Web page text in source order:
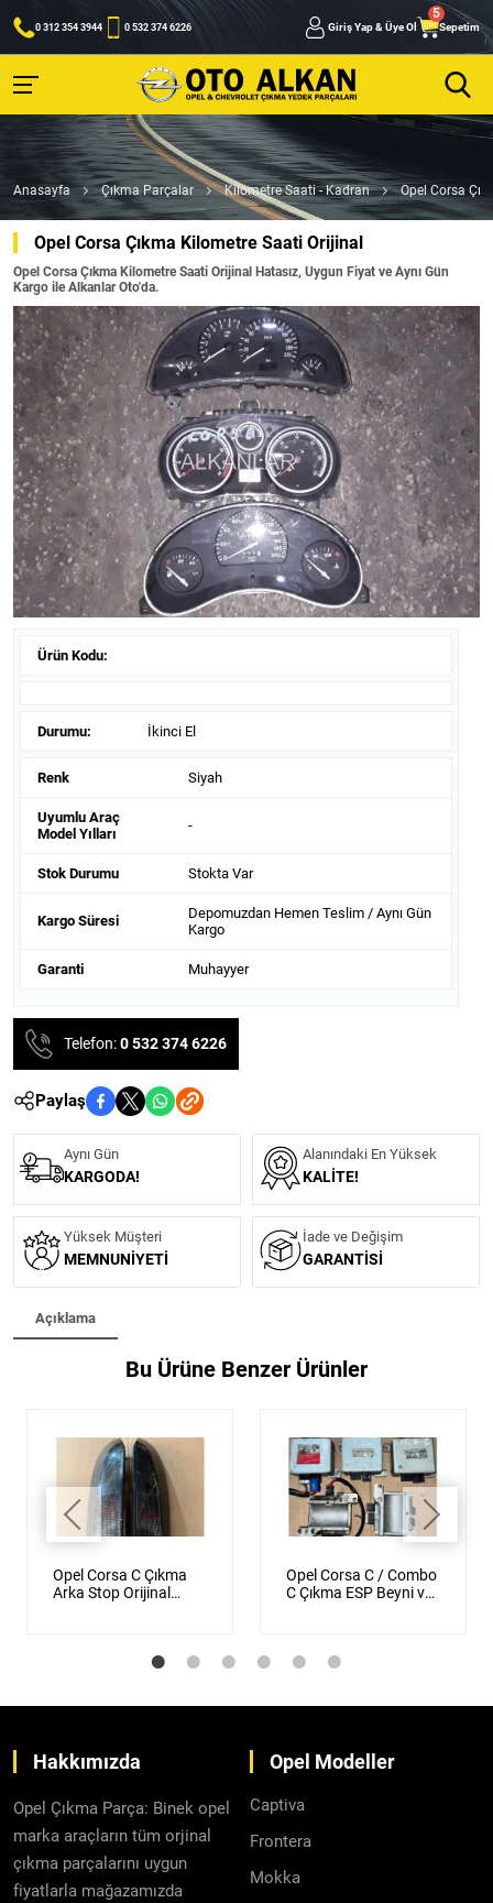
0 312 354 3944 0 532 374 6226 Giriş Yap & Üye Ol Sepetim
Anasayfa Çıkma Parçalar Kilometre Saati - Kadran Opel Corsa
Opel Corsa Çıkma Kilometre Saati Orijinal
Opel Corsa Çıkma Kilometre Saati Orijinal Hatasız, Uygun Fiyat ve Aynı Gün
Kargo ile Alkanlar Oto'da.
Ürün Kodu:
Durumu: İkinci El
Renk Siyah
Uyumlu Araç
Model Yılları
-
Stok Durumu Stokta Var
Kargo Süresi
Depomuzdan Hemen Teslim / Aynı Gün
Kargo
Garanti Muhayyer
Telefon:0 532 374 6226
Paylaş
Aynı Gün
KARGODA!
Alanındaki En Yüksek
KALITE!
Yüksek Müşteri
MEMNUNIYETI
İade ve Değişim
GARANTISI
Açıklama
Bu Ürüne Benzer Ürünler
Opel Corsa C Çıkma
Arka Stop Orijinal
Opel Corsa C / Combo
C Çıkma ESP Beyni ve
Hakkımızda
Opel Çıkma Parça: Binek opel
marka araçların tüm orjinal
çıkma parçalarını uygun
fiyatlarla mağazamızda
Opel Modeller
Captiva
Frontera
Mokka